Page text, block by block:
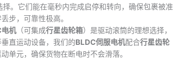
择。它们能在毫秒内完成启停和转向，确保包裹被准
步，可靠性极高。
机（可集成行星齿轮箱）是驱动滚筒的理想选择，
直运动设备，我们的BLDC伺服电机配合行星齿轮
单元，确保货物在断电时不会滑落。